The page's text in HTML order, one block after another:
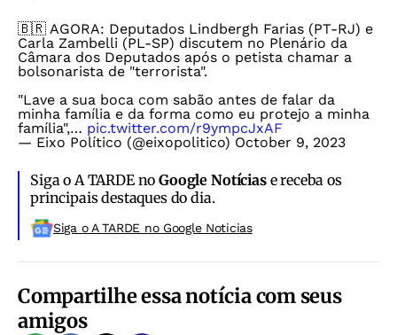
🇧🇷 AGORA: Deputados Lindbergh Farias (PT-RJ) e
Carla Zambelli (PL-SP) discutem no Plenário da
Câmara dos Deputados após o petista chamar a
bolsonarista de "terrorista".
"Lave a sua boca com sabão antes de falar da
minha família e da forma como eu protejo a minha
família",… pic.twitter.com/r9ympcJxAF
— Eixo Político (@eixopolitico) October 9, 2023
Siga o A TARDE noGoogle Notíciase receba os
principais destaques do dia.
Siga o A TARDE no Google Noticias
Compartilhe essa notícia com seus
amigos